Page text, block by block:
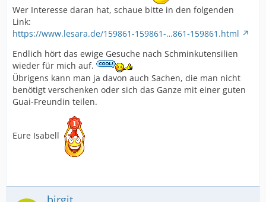
Wer Interesse daran hat, schaue bitte in den folgenden
Link:
https://www.lesara.de/159861-159861-…861-159861.html
Endlich hört das ewige Gesuche nach Schminkutensilien
wieder für mich auf.
Übrigens kann man ja davon auch Sachen, die man nicht
benötigt verschenken oder sich das Ganze mit einer guten
Guai-Freundin teilen.
Eure Isabell